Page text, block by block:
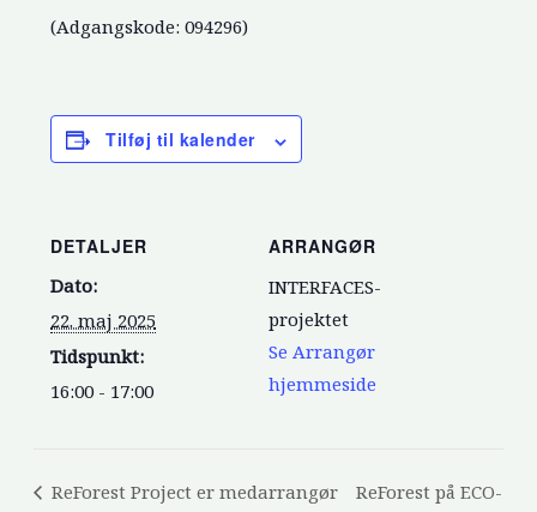
(Adgangskode: 094296)
Tilføj til kalender
DETALJER
Dato:
22. maj 2025
Tidspunkt:
16:00 - 17:00
ARRANGØR
INTERFACES-
projektet
Se Arrangør
hjemmeside
ReForest Project er medarrangør
ReForest på ECO-